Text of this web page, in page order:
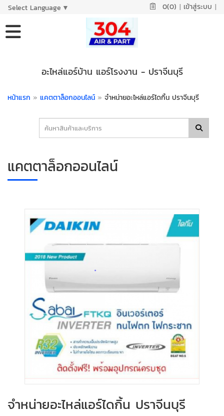
Select Language ▼ 0(0) | เข้าสู่ระบบ |
อะไหล่แอร์บ้าน แอร์โรงงาน - ปราจีนบุรี
หน้าแรก » แคตตาล็อกออนไลน์ » จำหน่ายอะไหล่แอร์ไดกิ้น ปราจีนบุรี
แคตตาล็อกออนไลน์
จำหน่ายอะไหล่แอร์ไดกิ้น ปราจีนบุรี